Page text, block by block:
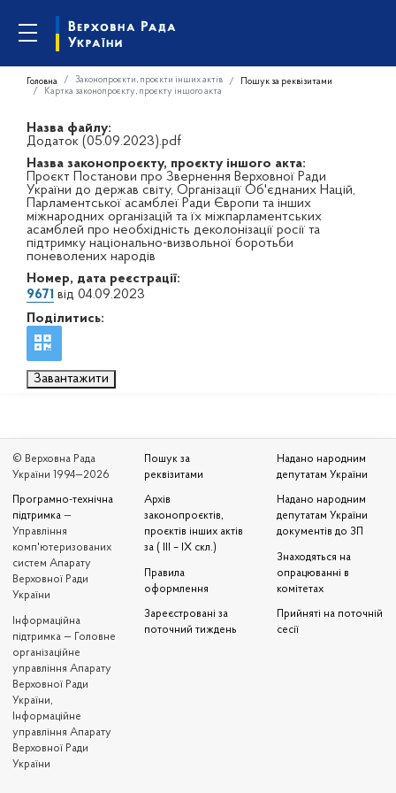
Головна Законопроєкти, проєкти інших актів
Пошук за реквізитами
Картка законопроєкту, проєкту іншого акта
Назва файлу:
Додаток (05.09.2023).pdf
Назва законопроєкту, проєкту іншого акта:
Проєкт Постанови про Звернення Верховної Ради
України до держав світу, Організації Об'єднаних Націй,
Парламентської асамблеї Ради Європи та інших
міжнародних організацій та їх міжпарламентських
асамблей про необхідність деколонізації росії та
підтримку національно-визвольної боротьби
поневолених народів
Номер, дата реєстрації:
9671 від 04.09.2023
Поділитись:
Завантажити
© Верховна Рада
України 1994—2026
Програмно-технічна
підтримка —
Управління
комп'ютеризованих
систем Апарату
Верховної Ради
України
Iнформаційна
підтримка — Головне
організаційне
управління Апарату
Верховної Ради
України,
Інформаційне
управління Апарату
Верховної Ради
України
Пошук за
реквізитами
Архів
законопроєктів,
проєктів інших актів
за ( III – IX скл.)
Правила
оформлення
Зареєстровані за
поточний тиждень
Надано народним
депутатам України
Надано народним
депутатам України
документів до ЗП
Знаходяться на
опрацюванні в
комітетах
Прийняті на поточній
сесії